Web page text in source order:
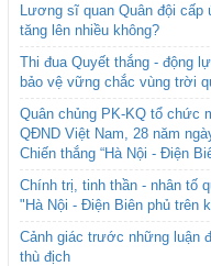
Lương sĩ quan Quân đội
tăng lên nhiều không?
Thi đua Quyết thắng - động
bảo vệ vững chắc vùng trời
Quân chủng PK-KQ tổ chức
QĐND Việt Nam, 28 năm
Chiến thắng “Hà Nội - Điện
Chính trị, tinh thần - nhân tố
"Hà Nội - Điện Biên phủ trên
Cảnh giác trước những luận
thù địch